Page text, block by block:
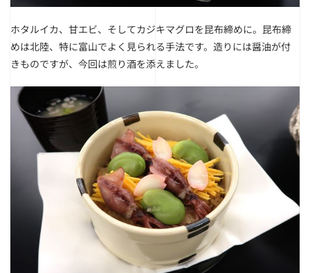
ホタルイカ、甘エビ、そしてカジキマグロを昆布締めに。昆布締
めは北陸、特に富山でよく見られる手法です。 造りには醤油が付
きものですが、今回は煎り酒を添えました。